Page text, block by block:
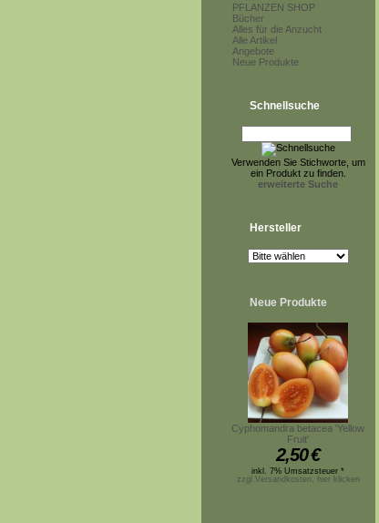
PFLANZEN SHOP
Bücher
Alles für die Anzucht
Alle Artikel
Angebote
Neue Produkte
Schnellsuche
Verwenden Sie Stichworte, um
ein Produkt zu finden.
erweiterte Suche
Hersteller
Neue Produkte
Cyphomandra betacea 'Yellow
Fruit'
2,50€
inkl. 7% Umsatzsteuer *
zzgl.Versandkosten, hier klicken